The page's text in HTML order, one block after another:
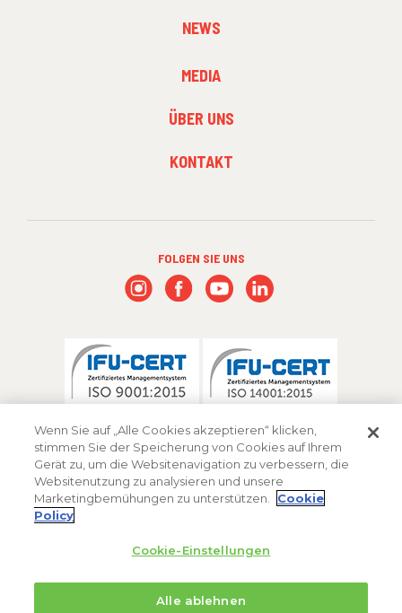
NEWS
MEDIA
ÜBER UNS
KONTAKT
FOLGEN SIE UNS
® Marke der FMC Corporation oder einer ihrer Tochtergesellschaften.
Wenn Sie auf „Alle Cookies akzeptieren“ klicken,
stimmen Sie der Speicherung von Cookies auf Ihrem
Gerät zu, um die Websitenavigation zu verbessern, die
Websitenutzung zu analysieren und unsere
Marketingbemühungen zu unterstützen.
Cookie
Policy
Cookie-Einstellungen
Alle ablehnen